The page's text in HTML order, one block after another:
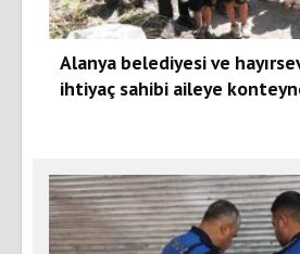
Alanya belediyesi ve
ihtiyaç sahibi aileye